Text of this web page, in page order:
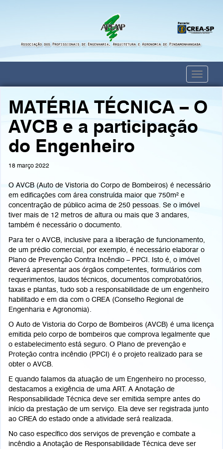
Toggle
MATÉRIA TÉCNICA – O
AVCB e a participação
do Engenheiro
18 março 2022
O AVCB (Auto de Vistoria do Corpo de Bombeiros) é necessário
em edificações com área construída maior que 750m² e
concentração de público acima de 250 pessoas. Se o imóvel
tiver mais de 12 metros de altura ou mais que 3 andares,
também é necessário o documento.
Para ter o AVCB, inclusive para a liberação de funcionamento,
de um prédio comercial, por exemplo, é necessário elaborar o
Plano de Prevenção Contra Incêndio – PPCI. Isto é, o imóvel
deverá apresentar aos órgãos competentes, formulários com
requerimentos, laudos técnicos, documentos comprobatórios,
taxas e plantas, tudo sob a responsabilidade de um engenheiro
habilitado e em dia com o CREA (Conselho Regional de
Engenharia e Agronomia).
O Auto de Vistoria do Corpo de Bombeiros (AVCB) é uma licença
emitida pelo corpo de bombeiros que comprova legalmente que
o estabelecimento está seguro. O Plano de prevenção e
Proteção contra incêndio (PPCI) é o projeto realizado para se
obter o AVCB.
E quando falamos da atuação de um Engenheiro no processo,
destacamos a exigência de uma ART. A Anotação de
Responsabilidade Técnica deve ser emitida sempre antes do
início da prestação de um serviço. Ela deve ser registrada junto
ao CREA do estado onde a atividade será realizada.
No caso específico dos serviços de prevenção e combate a
incêndio a Anotação de Responsabilidade Técnica deve ser